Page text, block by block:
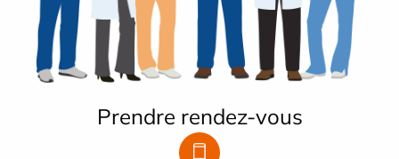
Prendre rendez-vous